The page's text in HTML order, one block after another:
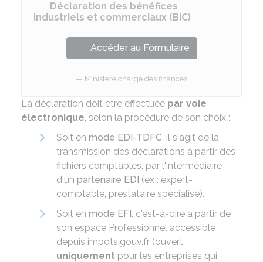
Déclaration des bénéfices
industriels et commerciaux (BIC)
Accéder au Formulaire
Ministère chargé des finances
La déclaration doit être effectuée par voie
électronique, selon la procédure de son choix :
Soit en mode EDI-TDFC, il s'agit de la
transmission des déclarations à partir des
fichiers comptables, par l'intermédiaire
d'un partenaire EDI (ex : expert-
comptable, prestataire spécialisé).
Soit en mode EFI, c'est-à-dire à partir de
son espace Professionnel accessible
depuis impots.gouv.fr (ouvert
uniquement pour les entreprises qui